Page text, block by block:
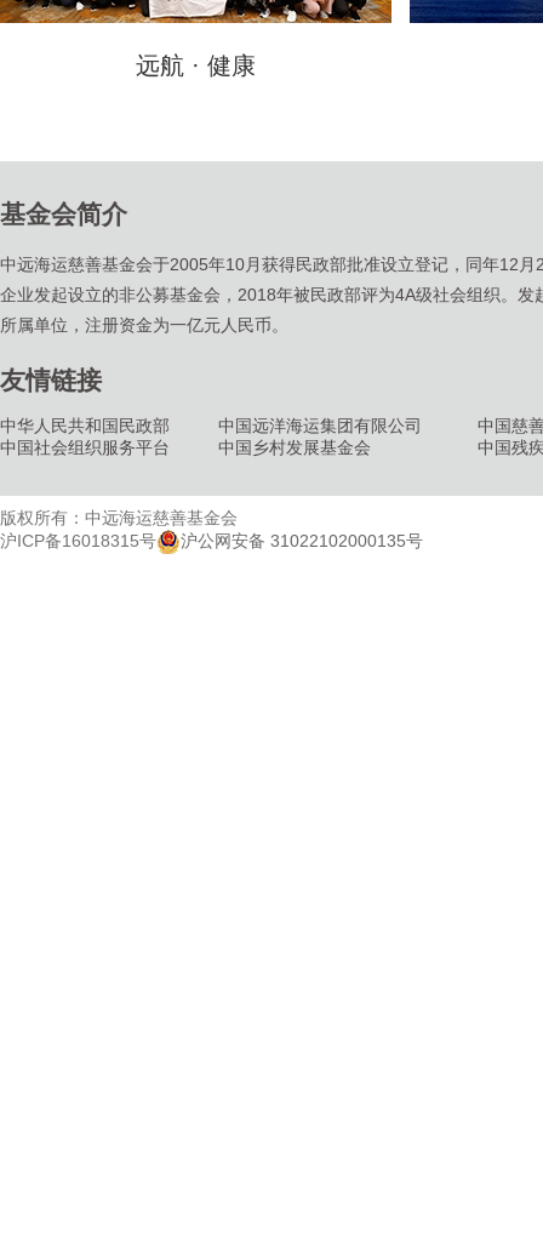
远航 · 健康
基金会简介
中远海运慈善基金会于2005年10月获得民政部批准设立登记，同年12
企业发起设立的非公募基金会，2018年被民政部评为4A级社会组织。
所属单位，注册资金为一亿元人民币。
友情链接
中华人民共和国民政部 中国远洋海运集团有限公司
中国慈
中国社会组织服务平台
中国乡村发展基金会 中国残
版权所有：中远海运慈善基金会
沪ICP备16018315号
沪公网安备 31022102000135号